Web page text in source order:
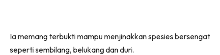
Ia memang terbukti mampu menjinakkan spesies bersengat
seperti sembilang, belukang dan duri.